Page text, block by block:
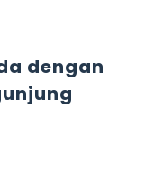
dengan